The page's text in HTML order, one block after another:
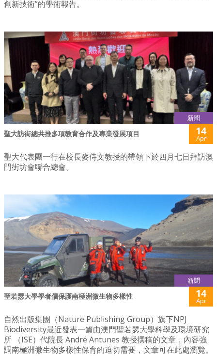
創新技術”的學術報告。
新聞
聖大訪街總共推多項教育合作及專業發展項目 14
Apr
聖大代表團一行在校長麥侍文教授的帶領下於四月七日拜訪澳
門街坊會聯合總會。
新聞
聖若瑟大學學者倡保護南極洲微生物多樣性 14
Apr
自然出版集團（Nature Publishing Group）旗下NPJ
Biodiversity最近發表一篇由澳門聖若瑟大學科學及環境研究
所 （ISE）代院長 André Antunes 教授撰稿的文章，內容強
調南極洲微生物多樣性保育的迫切需要，文章可在此處瀏覽。